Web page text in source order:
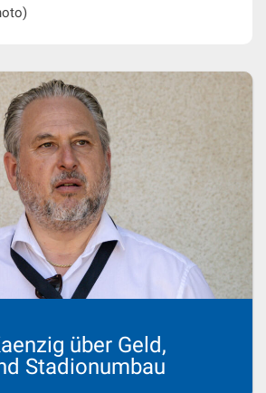
über Geld,
Stadionumbau